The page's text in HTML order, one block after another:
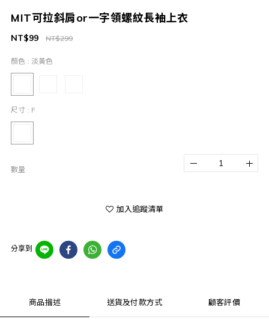
MIT可拉斜肩or一字領螺紋長袖上衣️
NT$299
NT$99
顏色 : 淡黃色
尺寸 : F
數量
加入追蹤清單
分享到
商品描述 送貨及付款方式 顧客評價